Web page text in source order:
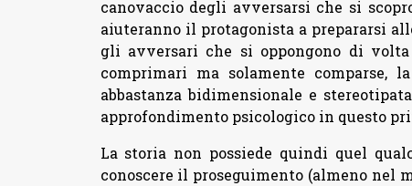
canovaccio degli avversarsi che si
aiuteranno il protagonista a prepararsi
gli avversari che si oppongono di
comprimari ma solamente comparse,
abbastanza bidimensionale e
approfondimento psicologico in questo
La storia non possiede quindi quel
conoscere il proseguimento (almeno nel